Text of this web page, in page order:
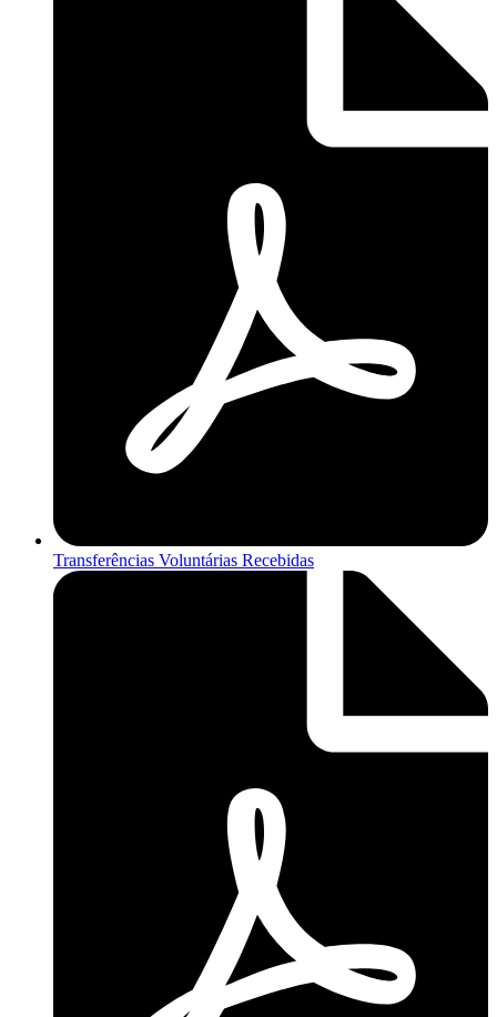
Transferências Voluntárias Recebidas